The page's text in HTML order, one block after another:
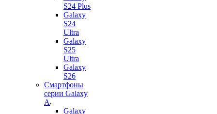
S24 Plus
Galaxy
S24
Ultra
Galaxy
S25
Ultra
Galaxy
S26
Смартфоны
серии Galaxy
A
Galaxy